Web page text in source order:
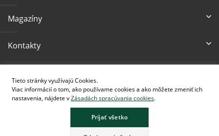
Tieto stránky využívajú Cookies.
Viac informácií o tom, ako používame cookies a ako môžete zmeniť ich
nastavenia, nájdete vZásadách spracúvania cookies.
Prijať všetko
Magazíny
Kontakty